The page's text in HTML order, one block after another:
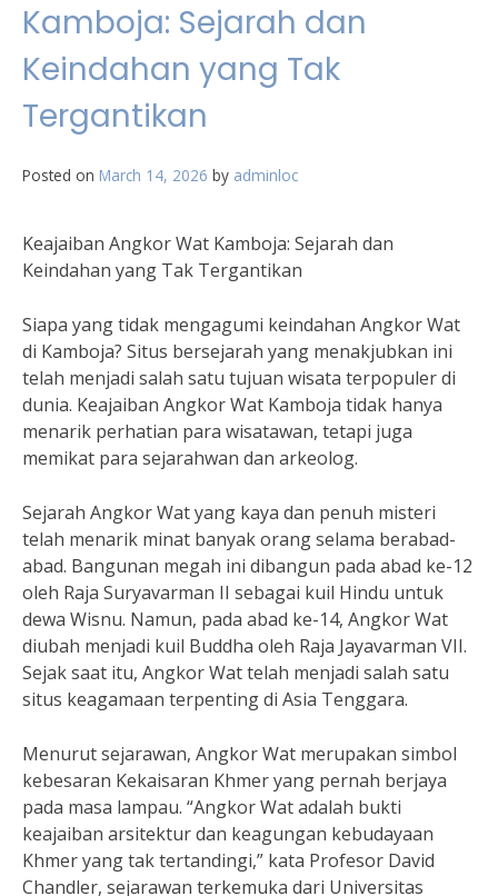
Kamboja: Sejarah dan
Keindahan yang Tak
Tergantikan
Posted on March 14, 2026 by adminloc
Keajaiban Angkor Wat Kamboja: Sejarah dan
Keindahan yang Tak Tergantikan
Siapa yang tidak mengagumi keindahan Angkor Wat
di Kamboja? Situs bersejarah yang menakjubkan ini
telah menjadi salah satu tujuan wisata terpopuler di
dunia. Keajaiban Angkor Wat Kamboja tidak hanya
menarik perhatian para wisatawan, tetapi juga
memikat para sejarahwan dan arkeolog.
Sejarah Angkor Wat yang kaya dan penuh misteri
telah menarik minat banyak orang selama berabad-
abad. Bangunan megah ini dibangun pada abad ke-12
oleh Raja Suryavarman II sebagai kuil Hindu untuk
dewa Wisnu. Namun, pada abad ke-14, Angkor Wat
diubah menjadi kuil Buddha oleh Raja Jayavarman VII.
Sejak saat itu, Angkor Wat telah menjadi salah satu
situs keagamaan terpenting di Asia Tenggara.
Menurut sejarawan, Angkor Wat merupakan simbol
kebesaran Kekaisaran Khmer yang pernah berjaya
pada masa lampau. “Angkor Wat adalah bukti
keajaiban arsitektur dan keagungan kebudayaan
Khmer yang tak tertandingi,” kata Profesor David
Chandler, sejarawan terkemuka dari Universitas